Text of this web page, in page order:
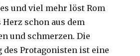
und viel mehr löst Rom
Herz schon aus dem
und schmerzen. Die
Protagonisten ist eine